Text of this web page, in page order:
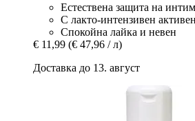
Естествена защита на
С лакто-интензивен
Спокойна лайка и невен
€ 11,99 (€ 47,96 / л)
Доставка до 13. август